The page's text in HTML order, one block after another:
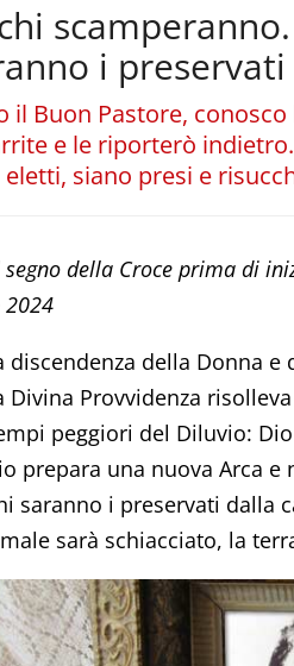
i
il Buon Pastore,
e le riporterò
eletti, siano presi e
segno della Croce prima di
discendenza della Donna e
Divina Provvidenza
peggiori del Diluvio:
prepara una nuova Arca e
saranno i preservati dalla
sarà schiacciato, la